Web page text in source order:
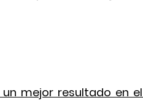
mejor resultado en el